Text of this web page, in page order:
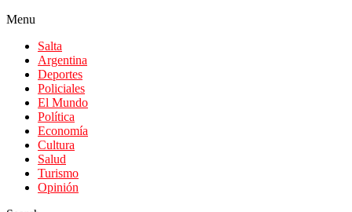
Menu
Salta
Argentina
Deportes
Policiales
El Mundo
Política
Economía
Cultura
Salud
Turismo
Opinión